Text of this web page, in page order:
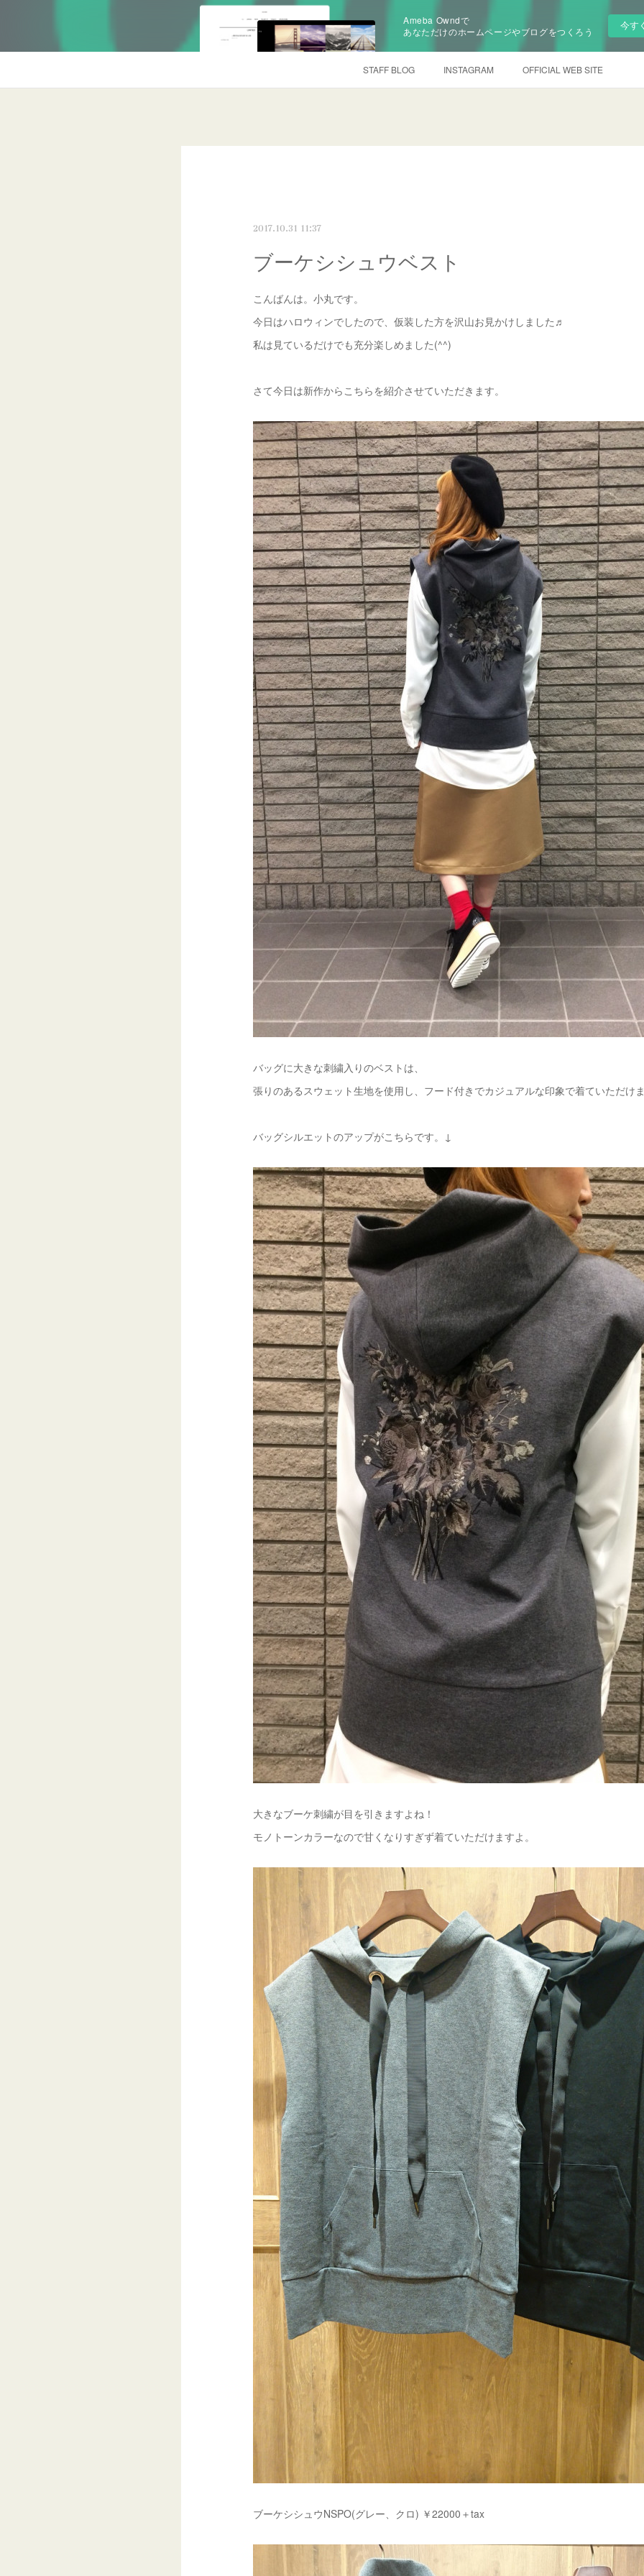
Ameba Owndで
あなただけのホームページやブログをつくろう
今す
STAFF BLOG INSTAGRAM OFFICIAL WEB SITE
2017.10.31 11:37
ブーケシシュウベスト
こんばんは。小丸です。
今日はハロウィンでしたので、仮装した方を沢山お見かけしました♬
私は見ているだけでも充分楽しめました(^^)
さて今日は新作からこちらを紹介させていただきます。
バッグに大きな刺繍入りのベストは、
張りのあるスウェット生地を使用し、フード付きでカジュアルな印象で着ていただけ
バッグシルエットのアップがこちらです。↓
大きなブーケ刺繍が目を引きますよね！
モノトーンカラーなので甘くなりすぎず着ていただけますよ。
ブーケシシュウNSPO(グレー、クロ) ￥22000＋tax